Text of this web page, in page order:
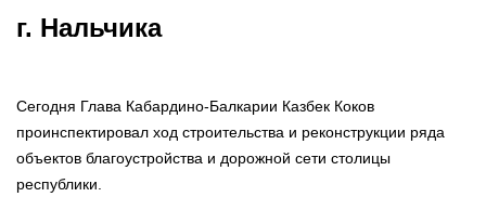
г. Нальчика
Сегодня Глава Кабардино-Балкарии Казбек Коков
проинспектировал ход строительства и реконструкции ряда
объектов благоустройства и дорожной сети столицы
республики.